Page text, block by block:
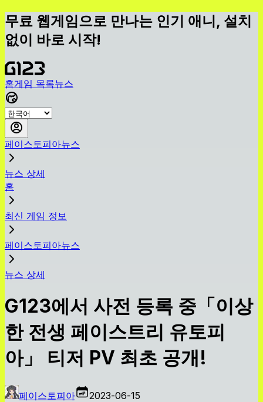
무료 웹게임으로 만나는 인기 애니, 설치
없이 바로 시작!
홈게임 목록뉴스
페이스토피아뉴스
뉴스 상세
홈
최신 게임 정보
페이스토피아뉴스
뉴스 상세
G123에서 사전 등록 중「이상
한 전생 페이스트리 유토피
아」 티저 PV 최초 공개!
페이스토피아 2023-06-15